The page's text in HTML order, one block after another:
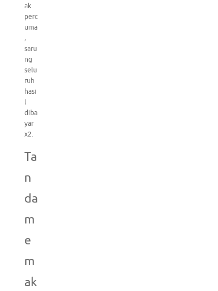
ak
perc
uma
,
saru
ng
selu
ruh
hasi
l
diba
yar
x2.
Ta
n
da
m
e
m
ak